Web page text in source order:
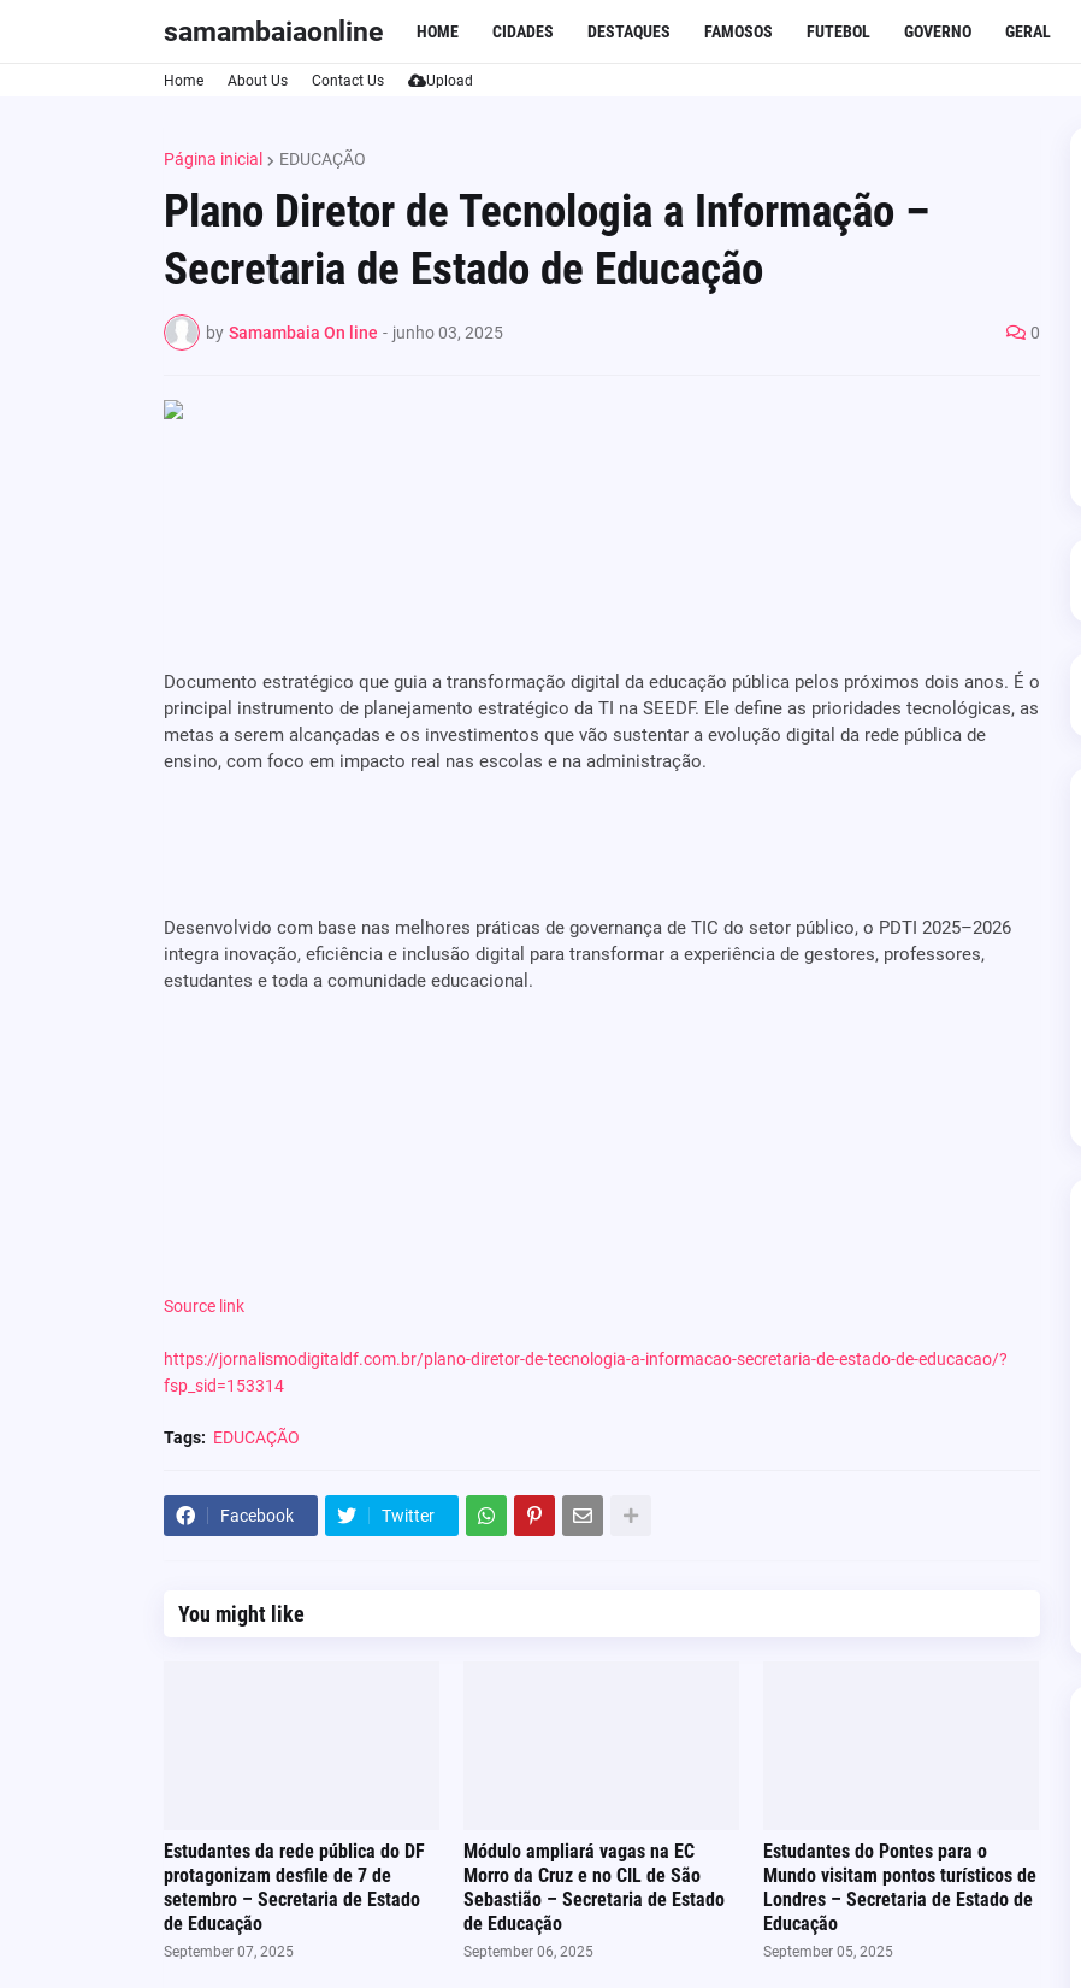
samambaiaonline HOME CIDADES DESTAQUES FAMOSOS FUTEBOL GOVERNO GERAL
Home About Us Contact Us Upload
Página inicial EDUCAÇÃO
Plano Diretor de Tecnologia a Informação –
Secretaria de Estado de Educação
by Samambaia On line - junho 03, 2025 0
Documento estratégico que guia a transformação digital da educação pública pelos próximos dois anos. É o
principal instrumento de planejamento estratégico da TI na SEEDF. Ele define as prioridades tecnológicas, as
metas a serem alcançadas e os investimentos que vão sustentar a evolução digital da rede pública de
ensino, com foco em impacto real nas escolas e na administração.
Desenvolvido com base nas melhores práticas de governança de TIC do setor público, o PDTI 2025–2026
integra inovação, eficiência e inclusão digital para transformar a experiência de gestores, professores,
estudantes e toda a comunidade educacional.
Source link
https://jornalismodigitaldf.com.br/plano-diretor-de-tecnologia-a-informacao-secretaria-de-estado-de-educacao/?
fsp_sid=153314
Tags: EDUCAÇÃO
Facebook Twitter
You might like
Estudantes da rede pública do DF
protagonizam desfile de 7 de
setembro – Secretaria de Estado
de Educação
September 07, 2025
Módulo ampliará vagas na EC
Morro da Cruz e no CIL de São
Sebastião – Secretaria de Estado
de Educação
September 06, 2025
Estudantes do Pontes para o
Mundo visitam pontos turísticos de
Londres – Secretaria de Estado de
Educação
September 05, 2025